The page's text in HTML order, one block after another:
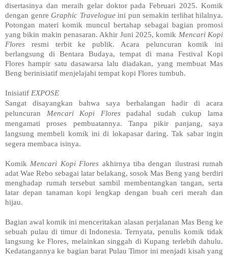
disertasinya dan meraih gelar doktor pada Februari 2025. Komik
dengan genre Graphic Travelogueini pun semakin terlihat hilalnya.
Potongan materi komik muncul bertahap sebagai bagian promosi
yang bikin makin penasaran. Akhir Juni 2025, komik Mencari Kopi
Flores resmi terbit ke publik. Acara peluncuran komik ini
berlangsung di Bentara Budaya, tempat di mana Festival Kopi
Flores hampir satu dasawarsa lalu diadakan, yang membuat Mas
Beng berinisiatif menjelajahi tempat kopi Flores tumbuh.
Inisiatif EXPOSE
Sangat disayangkan bahwa saya berhalangan hadir di acara
peluncuran Mencari Kopi Florespadahal sudah cukup lama
mengamati proses pembuatannya. Tanpa pikir panjang, saya
langsung membeli komik ini di lokapasar daring. Tak sabar ingin
segera membaca isinya.
KomikMencari Kopi Flores akhirnya tiba dengan ilustrasi rumah
adat Wae Rebo sebagai latar belakang, sosok Mas Beng yang berdiri
menghadap rumah tersebut sambil membentangkan tangan, serta
latar depan tanaman kopi lengkap dengan buah ceri merah dan
hijau.
Bagian awal komik ini menceritakan alasan perjalanan Mas Beng ke
sebuah pulau di timur di Indonesia. Ternyata, penulis komik tidak
langsung ke Flores, melainkan singgah di Kupang terlebih dahulu.
Kedatangannya ke bagian barat Pulau Timor ini menjadi kisah yang